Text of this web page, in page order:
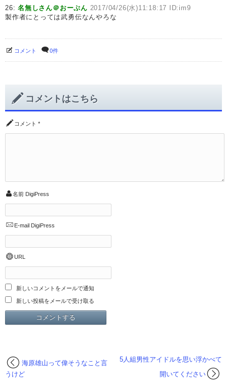
26:名無しさん＠おーぷん 2017/04/26(水)11:18:17 ID:im9
製作者にとっては武勇伝なんやろな
コメント 0件
コメントはこちら
コメント *
名前 DigiPress
E-mail DigiPress
URL
新しいコメントをメールで通知
新しい投稿をメールで受け取る
5人組男性アイドルを思い浮かべて
開いてください
海原雄山って偉そうなこと言
うけど